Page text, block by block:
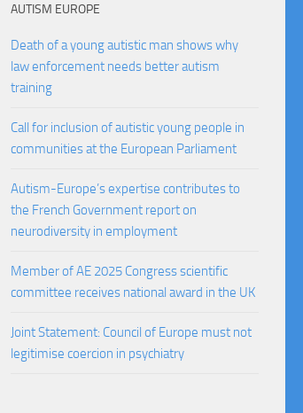
AUTISM EUROPE
Death of a young autistic man shows why
law enforcement needs better autism
training
Call for inclusion of autistic young people in
communities at the European Parliament
Autism-Europe’s expertise contributes to
the French Government report on
neurodiversity in employment
Member of AE 2025 Congress scientific
committee receives national award in the UK
Joint Statement: Council of Europe must not
legitimise coercion in psychiatry